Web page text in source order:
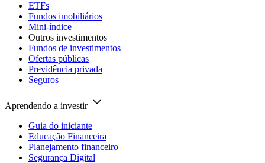
ETFs
Fundos imobiliários
Mini-índice
Outros investimentos
Fundos de investimentos
Ofertas públicas
Previdência privada
Seguros
Aprendendo a investir
Guia do iniciante
Educação Financeira
Planejamento financeiro
Segurança Digital